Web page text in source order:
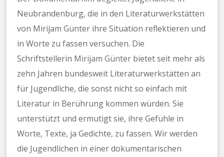
Neubrandenburg, die in den Literaturwerkstätten
von Mirijam Günter ihre Situation reflektieren und
in Worte zu fassen versuchen. Die
Schriftstellerin Mirijam Günter bietet seit mehr als
zehn Jahren bundesweit Literaturwerkstätten an
für Jugendliche, die sonst nicht so einfach mit
Literatur in Berührung kommen würden. Sie
unterstützt und ermutigt sie, ihre Gefühle in
Worte, Texte, ja Gedichte, zu fassen. Wir werden
die Jugendlichen in einer dokumentarischen